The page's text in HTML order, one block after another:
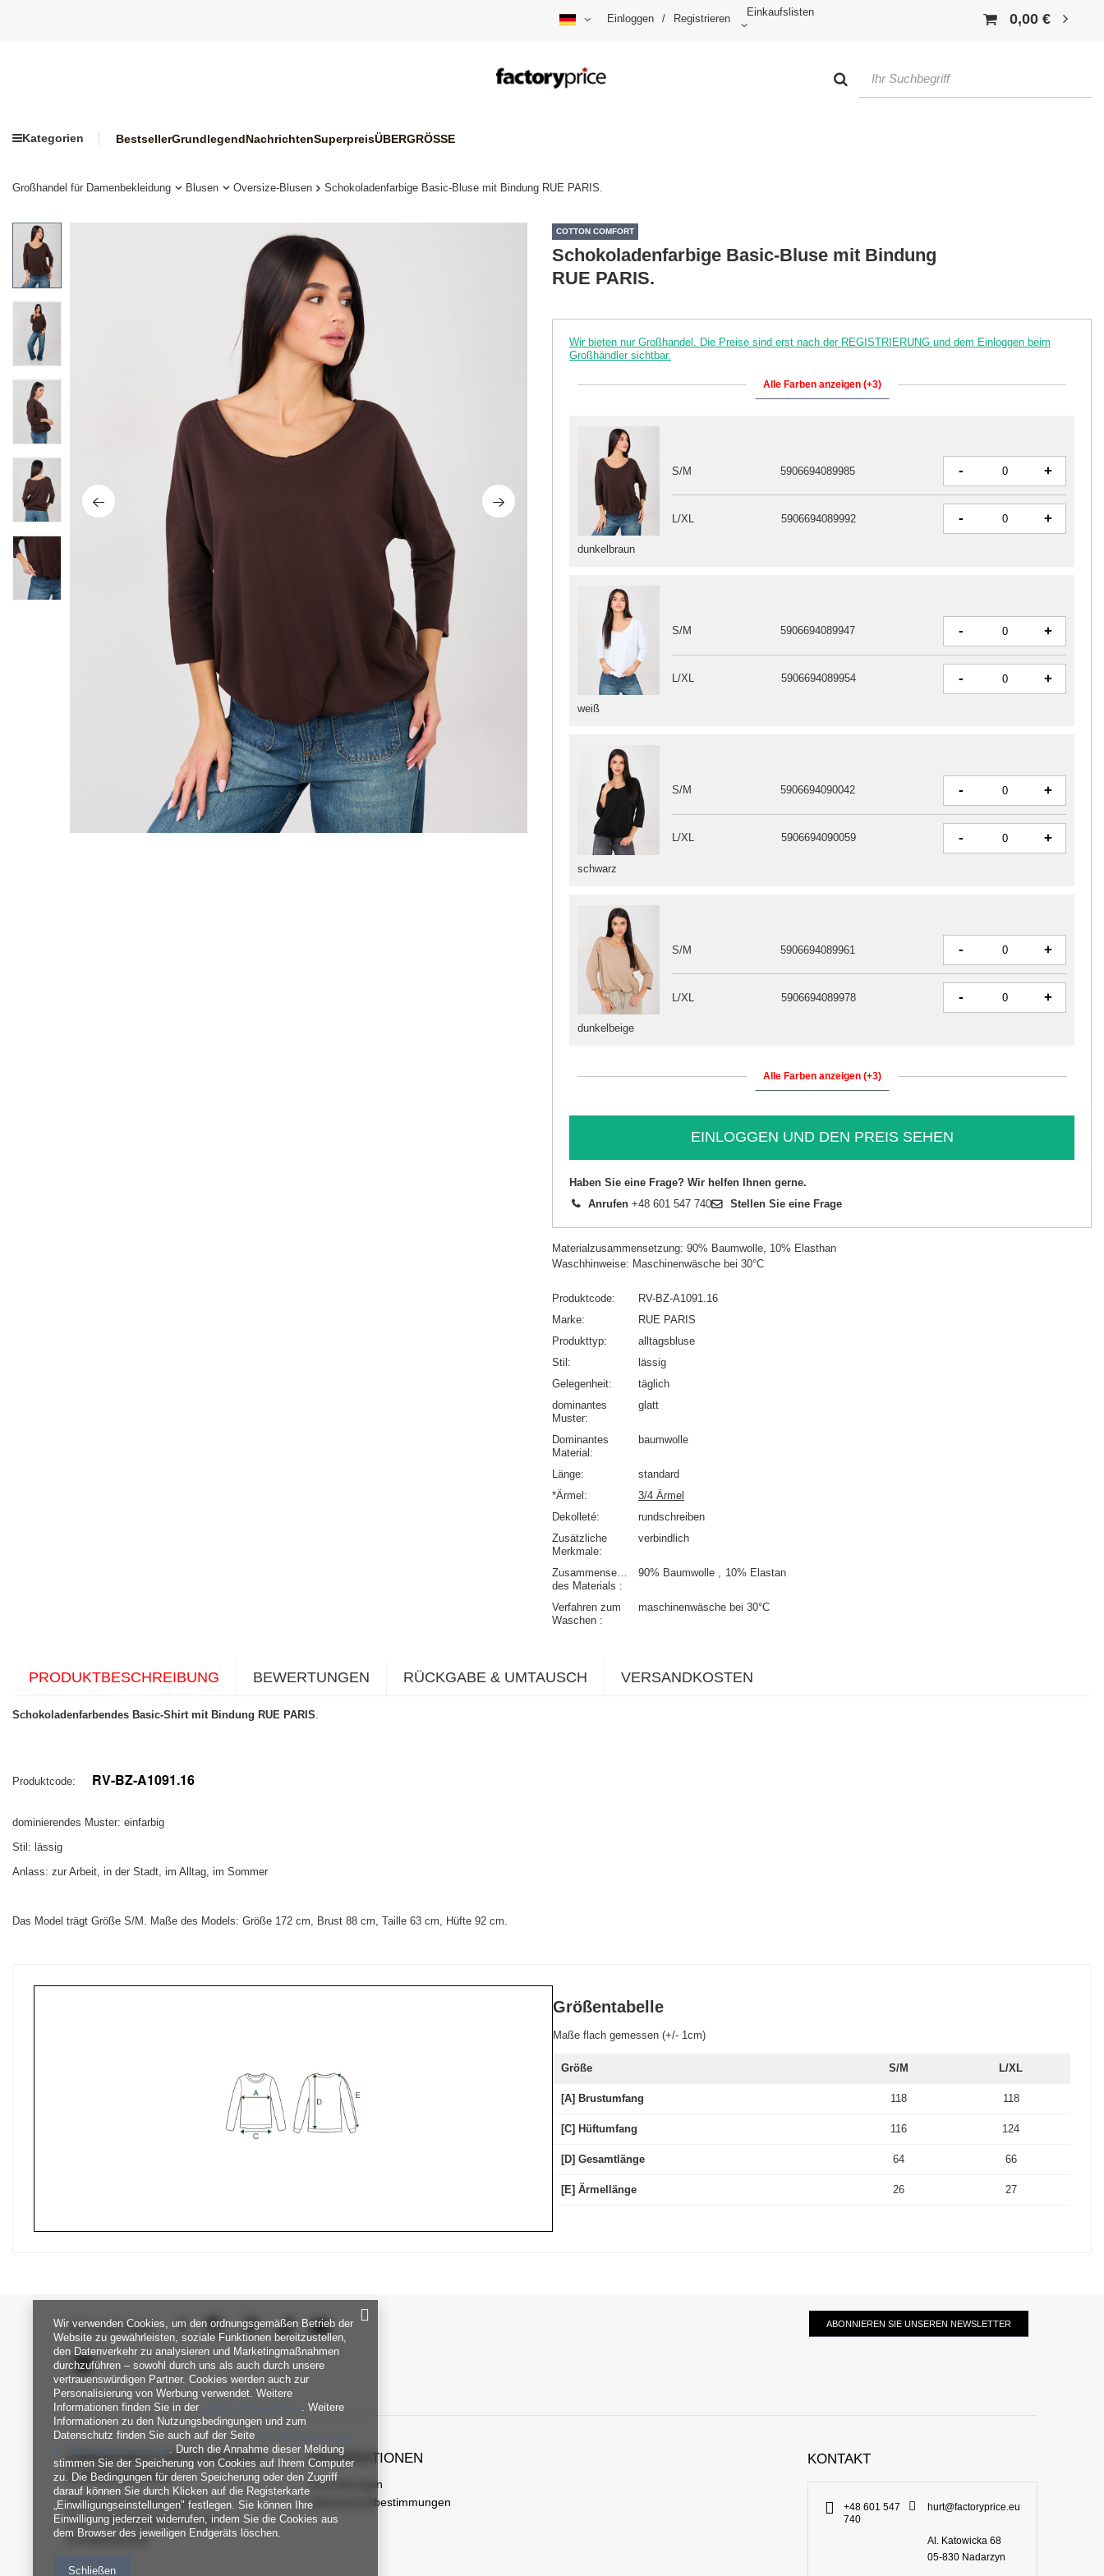
Einloggen / Registrieren
Einkaufslisten 0,00 €
Kategorien BestsellerGrundlegendNachrichtenSuperpreisÜBERGRÖSSE
Großhandel für Damenbekleidung Blusen Oversize-Blusen Schokoladenfarbige Basic-Bluse mit Bindung RUE PARIS.
COTTON COMFORT
Schokoladenfarbige Basic-Bluse mit Bindung
RUE PARIS.
Wir bieten nur Großhandel. Die Preise sind erst nach der REGISTRIERUNG und dem Einloggen beim
Großhändler sichtbar.
Alle Farben anzeigen (+3)
weiß
S/M 5906694089947 - +
L/XL 5906694089954 - +
schwarz
S/M 5906694090042 - +
L/XL 5906694090059 - +
dunkelbeige
S/M 5906694089961 - +
L/XL 5906694089978 - +
dunkelbraun
S/M 5906694089985 - +
L/XL 5906694089992 - +
Alle Farben anzeigen (+3)
EINLOGGEN UND DEN PREIS SEHEN
Haben Sie eine Frage? Wir helfen Ihnen gerne.
Anrufen +48 601 547 740 Stellen Sie eine Frage
Materialzusammensetzung: 90% Baumwolle, 10% Elasthan
Waschhinweise: Maschinenwäsche bei 30°C
Produktcode
RV-BZ-A1091.16
Marke
RUE PARIS
Produkttyp
alltagsbluse
Stil
lässig
Gelegenheit
täglich
dominantes
Muster
glatt
Dominantes
Material
baumwolle
Länge
standard
*Ärmel
3/4 Ärmel
Dekolleté
rundschreiben
Zusätzliche
Merkmale
verbindlich
Zusammensetzung
des Materials
90% Baumwolle 10% Elastan
Verfahren zum
Waschen
maschinenwäsche bei 30°C
PRODUKTBESCHREIBUNG BEWERTUNGEN RÜCKGABE & UMTAUSCH VERSANDKOSTEN
Schokoladenfarbendes Basic-Shirt mit Bindung RUE PARIS
Produktcode: RV-BZ-A1091.16
dominierendes Muster: einfarbig
Stil: lässig
Anlass: zur Arbeit, in der Stadt, im Alltag, im Sommer
Das Model trägt Größe S/M. Maße des Models: Größe 172 cm, Brust 88 cm, Taille 63 cm, Hüfte 92 cm
Größentabelle
Maße flach gemessen (+/- 1cm)
Größe S/M L/XL
[A] Brustumfang 118 118
[C] Hüftumfang 116 124
[D] Gesamtlänge 64 66
[E] Ärmellänge 26 27
SEI UNS NAH ABONNIEREN SIE UNSEREN NEWSLETTER
FABRIKPREIS-GROSSHANDEL-K
UNDENDIENST
Zahlung und Lieferkosten
FAQ - Häufig gestellte Fragen
Rückgabepolitik
INFORMATIONEN
Verordnungen
Datenschutzbestimmungen
KONTAKT
+48 601 547
740
hurt@factoryprice.eu
Al. Katowicka 68
05-830 Nadarzyn
Wir verwenden Cookies, um den ordnungsgemäßen Betrieb der
Website zu gewährleisten, soziale Funktionen bereitzustellen,
den Datenverkehr zu analysieren und Marketingmaßnahmen
durchzuführen – sowohl durch uns als auch durch unsere
vertrauenswürdigen Partner. Cookies werden auch zur
Personalisierung von Werbung verwendet. Weitere
Informationen finden Sie in der
. Weitere
Informationen zu den Nutzungsbedingungen und zum
Datenschutz finden Sie auch auf der Seite
& Nutzungsbedingungen . Durch die Annahme dieser Meldung
stimmen Sie der Speicherung von Cookies auf Ihrem Computer
zu. Die Bedingungen für deren Speicherung oder den Zugriff
darauf können Sie durch Klicken auf die Registerkarte
„Einwilligungseinstellungen" festlegen. Sie können Ihre
Einwilligung jederzeit widerrufen, indem Sie die Cookies aus
dem Browser des jeweiligen Endgeräts löschen.
Schließen